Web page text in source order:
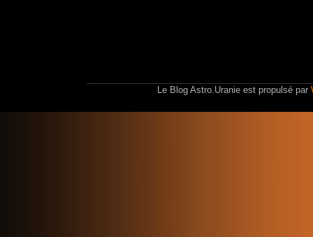
Le Blog Astro.Uranie est propulsé par